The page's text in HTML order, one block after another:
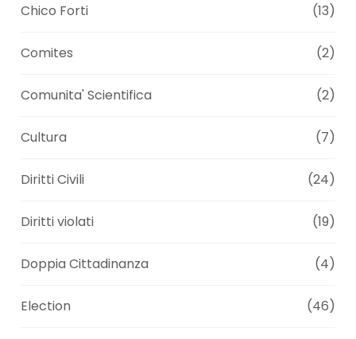
Chico Forti (13)
Comites (2)
Comunita' Scientifica (2)
Cultura (7)
Diritti Civili (24)
Diritti violati (19)
Doppia Cittadinanza (4)
Election (46)